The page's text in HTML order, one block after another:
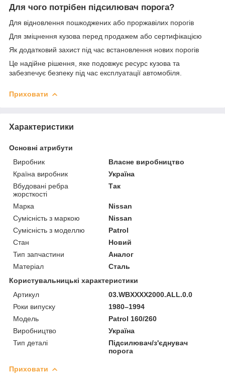
Для чого потрібен підсилювач порога?
Для відновлення пошкоджених або проржавілих порогів
Для зміцнення кузова перед продажем або сертифікацією
Як додатковий захист під час встановлення нових порогів
Це надійне рішення, яке подовжує ресурс кузова та
забезпечує безпеку під час експлуатації автомобіля.
Приховати
Характеристики
Основні атрибути
Виробник
Власне виробництво
Країна виробник
Україна
Вбудовані ребра
жорсткості
Так
Марка
Nissan
Сумісність з маркою
Nissan
Сумісність з моделлю
Patrol
Стан
Новий
Тип запчастини
Аналог
Матеріал
Сталь
Користувальницькі характеристики
Артикул
03.WBXXXX2000.ALL.0.0
Роки випуску
1980–1994
Мoдель
Patrol 160/260
Виробництво
Україна
Тип деталі
Підсилювач/з'єднувач
порога
Приховати